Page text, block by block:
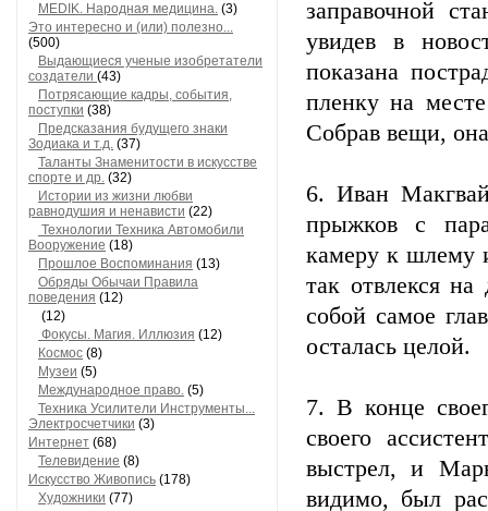
MEDIK. Народная медицина. (3)
Это интересно и (или) полезно...
(500)
Выдающиеся ученые изобретатели
создатели (43)
Потрясающие кадры, события,
поступки (38)
Предсказания будущего знаки
Зодиака и т.д. (37)
Таланты Знаменитости в искусстве
спорте и др. (32)
Истории из жизни любви
равнодушия и ненависти (22)
Технологии Техника Автомобили
Вооружение (18)
Прошлое Воспоминания (13)
Обряды Обычаи Правила
поведения (12)
(12)
Фокусы. Магия. Иллюзия (12)
Космос (8)
Музеи (5)
Международное право. (5)
Техника Усилители Инструменты...
Электросчетчики (3)
Интернет (68)
Телевидение (8)
Искусство Живопись (178)
Художники (77)
заправочной
увидев в
показана
пленку на
Собрав вещи,
6. Иван
прыжков с
камеру к шлему
так отвлекся на
собой самое
осталась целой.
7. В конце
своего
выстрел, и
видимо, был